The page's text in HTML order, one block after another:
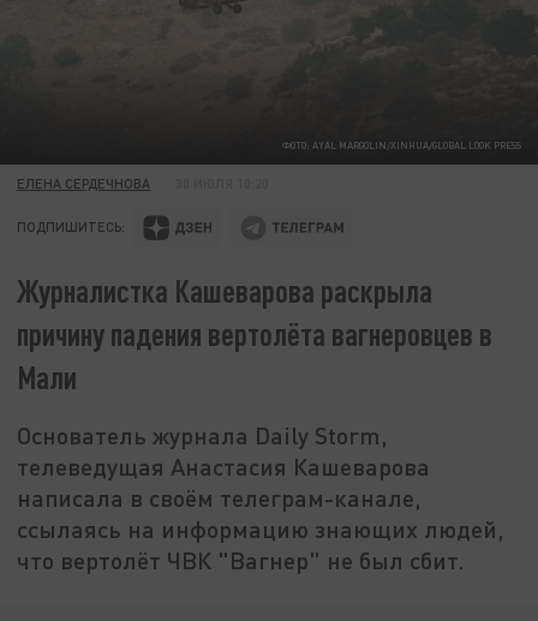
ФОТО: AYAL MARGOLIN/XINHUA/GLOBAL LOOK PRESS
ЕЛЕНА СЕРДЕЧНОВА
ПОДПИШИТЕСЬ:
Журналистка Кашеварова раскрыла
причину падения вертолёта вагнеровцев в
Мали
Основатель журнала Daily Storm,
телеведущая Анастасия Кашеварова
написала в своём телеграм-канале,
ссылаясь на информацию знающих людей,
что вертолёт ЧВК "Вагнер" не был сбит.